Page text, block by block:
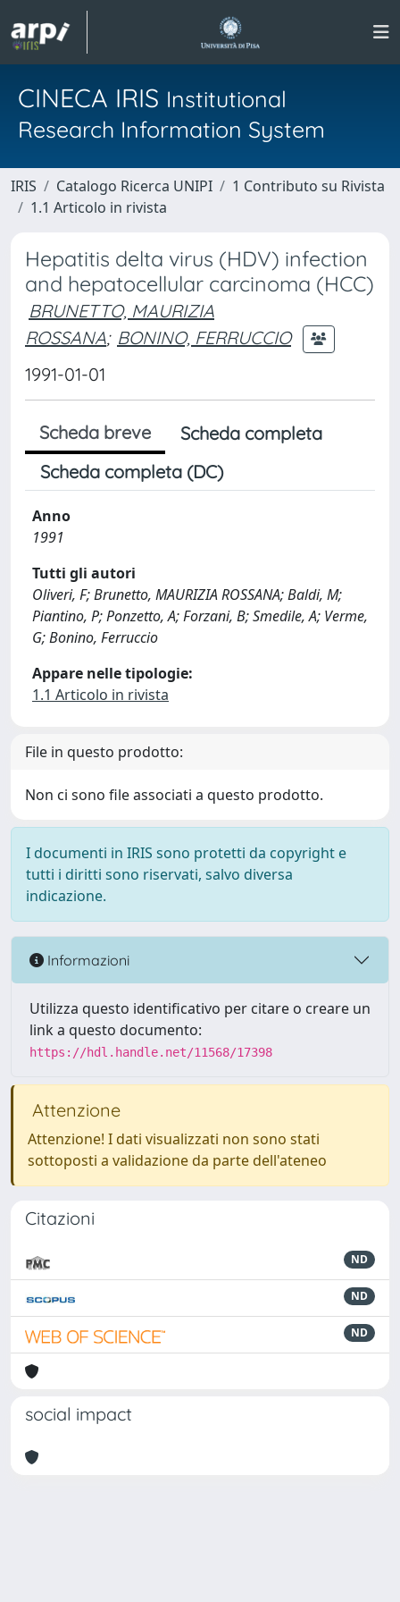
CINECA IRIS Institutional
Research Information System
IRIS Catalogo Ricerca UNIPI
1 Contributo su Rivista
1.1 Articolo in rivista
Hepatitis delta virus (HDV) infection
and hepatocellular carcinoma (HCC)
BRUNETTO, MAURIZIA
ROSSANA; BONINO, FERRUCCIO
1991-01-01
Scheda breve
Scheda completa
Scheda completa (DC)
Anno
1991
Tutti gli autori
Oliveri, F; Brunetto, MAURIZIA ROSSANA; Baldi, M;
Piantino, P; Ponzetto, A; Forzani, B; Smedile, A; Verme,
G; Bonino, Ferruccio
Appare nelle tipologie:
1.1 Articolo in rivista
File in questo prodotto:
Non ci sono file associati a questo prodotto.
I documenti in IRIS sono protetti da copyright e
tutti i diritti sono riservati, salvo diversa
indicazione.
Informazioni
Utilizza questo identificativo per citare o creare un
link a questo documento:
https://hdl.handle.net/11568/17398
Attenzione
Attenzione! I dati visualizzati non sono stati
sottoposti a validazione da parte dell'ateneo
Citazioni
ND
ND
ND
social impact